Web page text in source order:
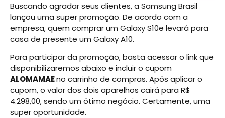
Buscando agradar seus clientes, a Samsung Brasil
lançou uma super promoção. De acordo com a
empresa, quem comprar um Galaxy S10e levará para
casa de presente um Galaxy A10.
Para participar da promoção, basta acessar o link que
disponibilizaremos abaixo e incluir o cupom
ALOMAMAEno carrinho de compras. Após aplicar o
cupom, o valor dos dois aparelhos cairá para R$
4.298,00, sendo um ótimo negócio. Certamente, uma
super oportunidade.